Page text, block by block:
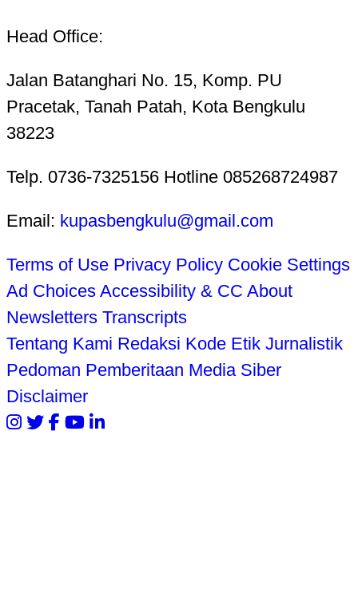
Head Office:
Jalan Batanghari No. 15, Komp. PU
Pracetak, Tanah Patah, Kota Bengkulu
38223
Telp. 0736-7325156 Hotline 085268724987
Email: kupasbengkulu@gmail.com
Terms of Use Privacy Policy Cookie Settings
Ad Choices Accessibility & CC About
Newsletters Transcripts
Tentang Kami Redaksi Kode Etik Jurnalistik
Pedoman Pemberitaan Media Siber
Disclaimer